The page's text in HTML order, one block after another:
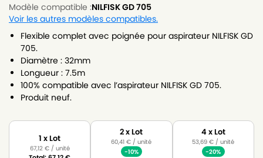
Modèle compatible :NILFISK GD 705
Voir les autres modèles compatibles.
Flexible complet avec poignée pour aspirateur NILFISK GD
705.
Diamètre : 32mm
Longueur : 7.5m
100% compatible avec l’aspirateur NILFISK GD 705.
Produit neuf.
1 x Lot
67,12 €/ unité
2 x Lot
60,41€ / unité
-10%
4 x Lot
53,69€ / unité
-20%